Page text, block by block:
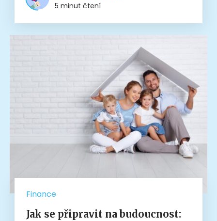
5 minut čtení
Finance
Jak se připravit na budoucnost: